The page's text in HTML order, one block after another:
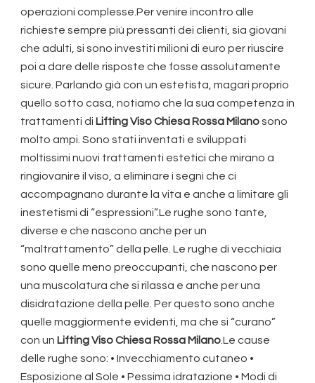
operazioni complesse.Per venire incontro alle
richieste sempre più pressanti dei clienti, sia giovani
che adulti, si sono investiti milioni di euro per riuscire
poi a dare delle risposte che fosse assolutamente
sicure. Parlando già con un estetista, magari proprio
quello sotto casa, notiamo che la sua competenza in
trattamenti di Lifting Viso Chiesa Rossa Milanosono
molto ampi. Sono stati inventati e sviluppati
moltissimi nuovi trattamenti estetici che mirano a
ringiovanire il viso, a eliminare i segni che ci
accompagnano durante la vita e anche a limitare gli
inestetismi di “espressioni”.Le rughe sono tante,
diverse e che nascono anche per un
“maltrattamento” della pelle. Le rughe di vecchiaia
sono quelle meno preoccupanti, che nascono per
una muscolatura che si rilassa e anche per una
disidratazione della pelle. Per questo sono anche
quelle maggiormente evidenti, ma che si “curano”
con un Lifting Viso Chiesa Rossa Milano.Le cause
delle rughe sono: • Invecchiamento cutaneo •
Esposizione al Sole • Pessima idratazione • Modi di